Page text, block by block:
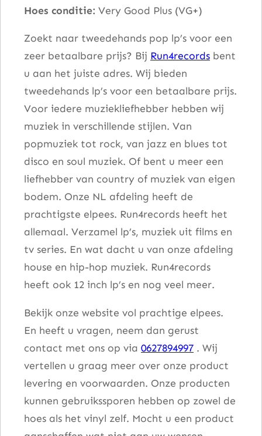
Hoes conditie: Very Good Plus (VG+)
Zoekt naar tweedehands pop lp’s voor een
zeer betaalbare prijs? Bij Run4records bent
u aan het juiste adres. Wij bieden
tweedehands lp’s voor een betaalbare prijs.
Voor iedere muziekliefhebber hebben wij
muziek in verschillende stijlen. Van
popmuziek tot rock, van jazz en blues tot
disco en soul muziek. Of bent u meer een
liefhebber van country of muziek van eigen
bodem. Onze NL afdeling heeft de
prachtigste elpees. Run4records heeft het
allemaal. Verzamel lp’s, muziek uit films en
tv series. En wat dacht u van onze afdeling
house en hip-hop muziek. Run4records
heeft ook 12 inch lp’s en nog veel meer.
Bekijk onze website vol prachtige elpees.
En heeft u vragen, neem dan gerust
contact met ons op via 0627894997 . Wij
vertellen u graag meer over onze product
levering en voorwaarden. Onze producten
kunnen gebruikssporen hebben op zowel de
hoes als het vinyl zelf. Mocht u een product